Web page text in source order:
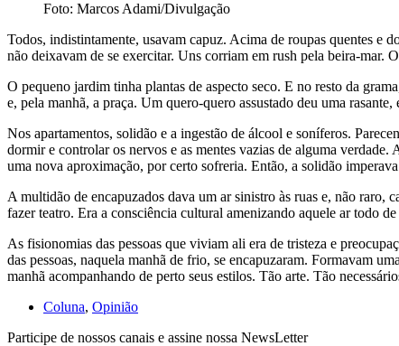
Foto: Marcos Adami/Divulgação
Todos, indistintamente, usavam capuz. Acima de roupas quentes e
não deixavam de se exercitar. Uns corriam em rush pela beira-mar.
O pequeno jardim tinha plantas de aspecto seco. E no resto da
e, pela manhã, a praça. Um quero-quero assustado deu uma
Nos apartamentos, solidão e a ingestão de álcool e soníferos.
dormir e controlar os nervos e as mentes vazias de alguma
uma nova aproximação, por certo sofreria. Então, a solidão
A multidão de encapuzados dava um ar sinistro às ruas e, não raro,
fazer teatro. Era a consciência cultural amenizando aquele ar todo
As fisionomias das pessoas que viviam ali era de tristeza e
das pessoas, naquela manhã de frio, se encapuzaram. Formavam
manhã acompanhando de perto seus estilos. Tão arte. Tão
Coluna, Opinião
Participe de nossos canais e assine nossa NewsLetter